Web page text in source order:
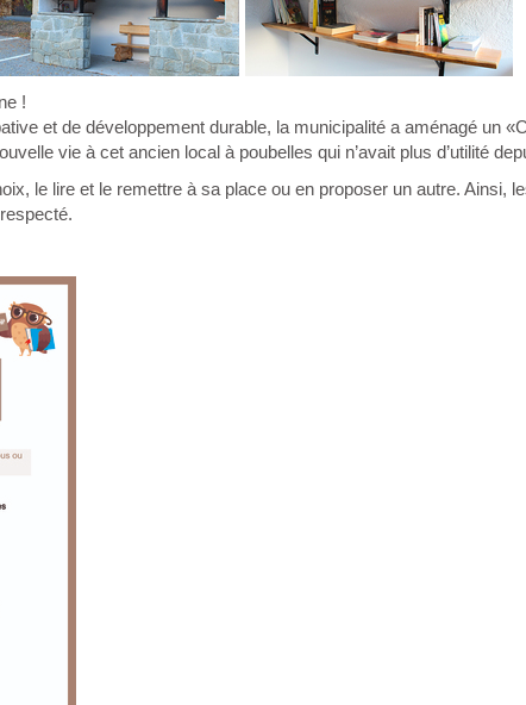
!
et de développement durable, la municipalité a aménagé un
vie à cet ancien local à poubelles qui n’avait plus d’utilité
le lire et le remettre à sa place ou en proposer un autre.